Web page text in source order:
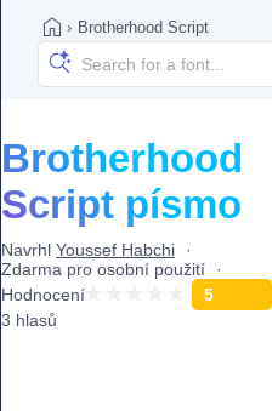
› Brotherhood Script
Brotherhood
Script písmo
Navrhl Youssef Habchi
Zdarma pro osobní použití
Hodnocení
5
3 hlasů